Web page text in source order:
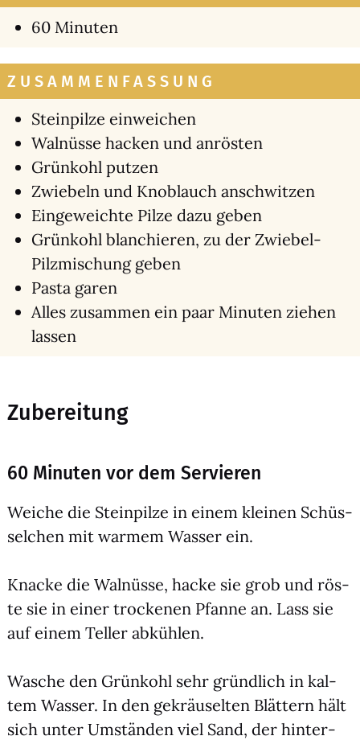
60 Minu­ten
ZUSAMMENFASSUNG
Stein­pil­ze ein­wei­chen
Wal­nüs­se hacken und anrös­ten
Grün­kohl put­zen
Zwie­beln und Knob­lauch anschwit­zen
Ein­ge­weich­te Pil­ze dazu geben
Grün­kohl blan­chie­ren, zu der Zwie­bel-
Pilz­mi­schung geben
Pas­ta garen
Alles zusam­men ein paar Minu­ten zie­hen
las­sen
Zubereitung
60 Minuten vor dem Servieren
Wei­che die Stein­pil­ze in einem klei­nen Schüs­
sel­chen mit war­mem Was­ser ein.
Kna­cke die Wal­nüs­se, hacke sie grob und rös­
te sie in einer tro­cke­nen Pfan­ne an. Lass sie
auf einem Tel­ler abküh­len.
Wasche den Grün­kohl sehr gründ­lich in kal­
tem Was­ser. In den gekräu­sel­ten Blät­tern hält
sich unter Umstän­den viel Sand, der hin­ter­